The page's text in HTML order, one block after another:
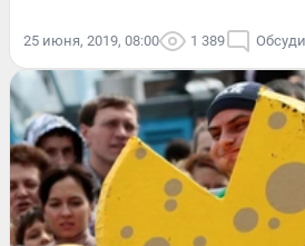
25 июня, 2019, 08:00 1 389